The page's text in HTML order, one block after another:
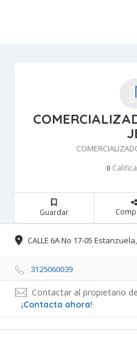
0
Guardar
CALLE 6A No 17-05
3125060039
Contactar al propietario
¡Contacta ahora!